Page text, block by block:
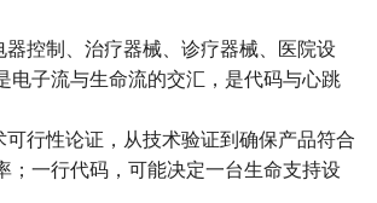
控制、治疗器械、诊疗器械、医院设
电子流与生命流的交汇，是代码与心跳
行性论证，从技术验证到确保产品符合
；一行代码，可能决定一台生命支持设